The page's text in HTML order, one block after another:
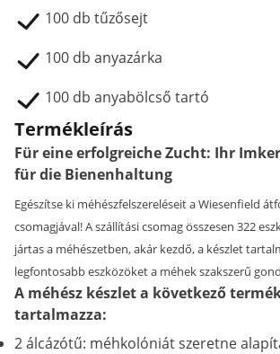
100 db tűzősejt
100 db anyazárka
100 db anyabölcső tartó
Termékleírás
Für eine erfolgreiche Zucht: Ihr
für die Bienenhaltung
Egészítse ki méhészfelszereléseit a Wiesenfield
csomagjával! A szállítási csomag összesen 322
jártas a méhészetben, akár kezdő, a készlet
legfontosabb eszközöket a méhek szakszerű
A méhész készlet a következő
tartalmazza:
2 álcázótű: méhkolóniát szeretne